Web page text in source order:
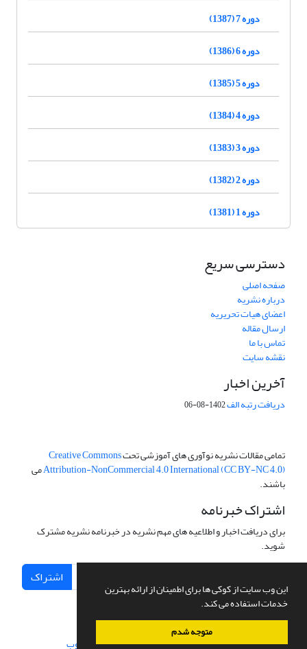
این وب سایت از کوکی ها برای اطمینان از ارائه بهترین
خدمات استفاده می کند.
متوجه شدم
دوره 7 (1387)
دوره 6 (1386)
دوره 5 (1385)
دوره 4 (1384)
دوره 3 (1383)
دوره 2 (1382)
دوره 1 (1381)
دسترسی سریع
صفحه اصلی
درباره نشریه
اعضای هیات تحریریه
ارسال مقاله
تماس با ما
نقشه سایت
آخرین اخبار
دریافت رتبه الف1402-08-06
تمامی مقالات نشریه نوآوری های آموزشی تحتCreative Commons
Attribution-NonCommercial 4.0 International (CC BY-NC 4.0)می
باشند.
اشتراک خبرنامه
برای دریافت اخبار و اطلاعیه های مهم نشریه در خبرنامه نشریه مشترک
شوید.
اشتراک
سامانه مدیریت نشریات علمی.طراحی و پیاده سازی از سیناوب